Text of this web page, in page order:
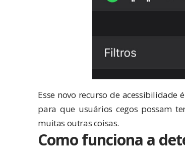
Esse novo recurso de acessibilidade
para que usuários cegos possam
muitas outras coisas.
Como funciona a